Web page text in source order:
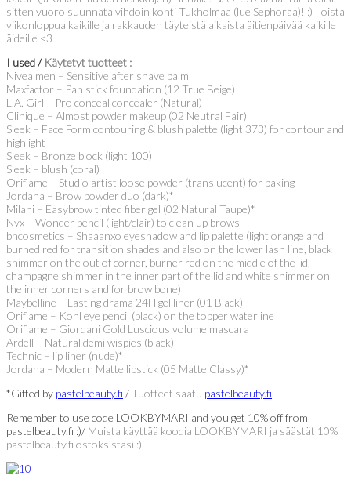
sitten vuoro suunnata vihdoin kohti Tukholmaa (lue Sephoraa)! :) Iloista
viikonloppua kaikille ja rakkauden täyteistä aikaista äitienpäivää kaikille
äideille <3
I used / Käytetyt tuotteet :
Nivea men – Sensitive after shave balm
Maxfactor – Pan stick foundation (12 True Beige)
L.A. Girl – Pro conceal concealer (Natural)
Clinique – Almost powder makeup (02 Neutral Fair)
Sleek – Face Form contouring & blush palette (light 373) for contour and
highlight
Sleek – Bronze block (light 100)
Sleek – blush (coral)
Oriflame – Studio artist loose powder (translucent) for baking
Jordana – Brow powder duo (dark)*
Milani – Easybrow tinted fiber gel (02 Natural Taupe)*
Nyx – Wonder pencil (light/clair) to clean up brows
bhcosmetics – Shaaanxo eyeshadow and lip palette (light orange and
burned red for transition shades and also on the lower lash line, black
shimmer on the out of corner, burner red on the middle of the lid,
champagne shimmer in the inner part of the lid and white shimmer on
the inner corners and for brow bone)
Maybelline – Lasting drama 24H gel liner (01 Black)
Oriflame – Kohl eye pencil (black) on the topper waterline
Oriflame – Giordani Gold Luscious volume mascara
Ardell – Natural demi wispies (black)
Technic – lip liner (nude)*
Jordana – Modern Matte lipstick (05 Matte Classy)*
*Gifted by pastelbeauty.fi /Tuotteet saatu pastelbeauty.fi
Remember to use code LOOKBYMARI and you get 10% off from
pastelbeauty.fi :)/ Muista käyttää koodia LOOKBYMARI ja säästät 10%
pastelbeauty.fi ostoksistasi :)